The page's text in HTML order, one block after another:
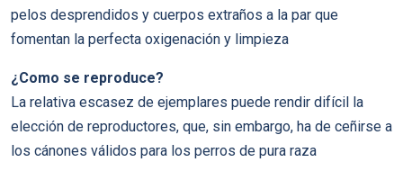
pelos desprendidos y cuerpos extraños a la par que
fomentan la perfecta oxigenación y limpieza
¿Como se reproduce?
La relativa escasez de ejemplares puede rendir difícil la
elección de reproductores, que, sin embargo, ha de ceñirse a
los cánones válidos para los perros de pura raza